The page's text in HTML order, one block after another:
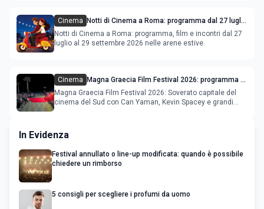
Cinema
Notti di Cinema a Roma: programma dal 27 luglio
al 2 agosto 2026
Notti di Cinema a Roma: programma, film e incontri dal 27
luglio al 29 settembre 2026 nelle arene estive.
Cinema
Magna Graecia Film Festival 2026: programma e
star internazionali
Magna Graecia Film Festival 2026: Soverato capitale del
cinema del Sud con Can Yaman, Kevin Spacey e grandi
In Evidenza
Festival annullato o line-up modificata: quando è possibile
chiedere un rimborso
5 consigli per scegliere i profumi da uomo